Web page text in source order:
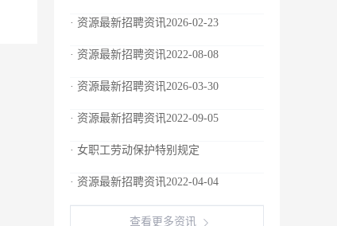
· 资源最新招聘资讯2026-02-23
· 资源最新招聘资讯2022-08-08
· 资源最新招聘资讯2026-03-30
· 资源最新招聘资讯2022-09-05
· 女职工劳动保护特别规定
· 资源最新招聘资讯2022-04-04
查看更多资讯